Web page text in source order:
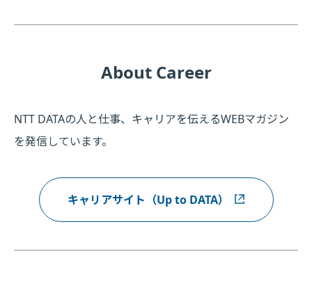
About Career
NTT DATAの人と仕事、キャリアを伝えるWEBマガジン
を発信しています。
キャリアサイト（Up to DATA）